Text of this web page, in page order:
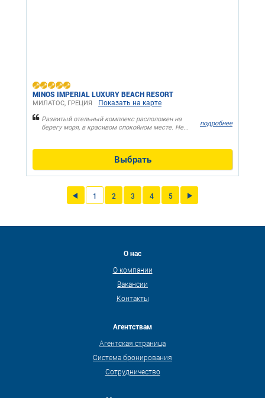
MINOS IMPERIAL LUXURY BEACH RESORT
МИЛАТОС, ГРЕЦИЯ Показать на карте
Развитый отельный комплекс расположен на
берегу моря, в красивом спокойном месте. Не...
подробнее
Выбрать
1 2 3 4 5
О нас
О компании
Вакансии
Контакты
Агентствам
Агентская страница
Система бронирования
Сотрудничество